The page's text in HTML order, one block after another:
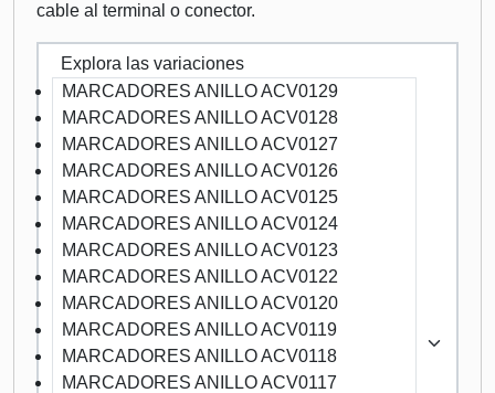
cable al terminal o conector.
Explora las variaciones
MARCADORES ANILLO ACV0129
MARCADORES ANILLO ACV0128
MARCADORES ANILLO ACV0127
MARCADORES ANILLO ACV0126
MARCADORES ANILLO ACV0125
MARCADORES ANILLO ACV0124
MARCADORES ANILLO ACV0123
MARCADORES ANILLO ACV0122
MARCADORES ANILLO ACV0120
MARCADORES ANILLO ACV0119
MARCADORES ANILLO ACV0118
MARCADORES ANILLO ACV0117